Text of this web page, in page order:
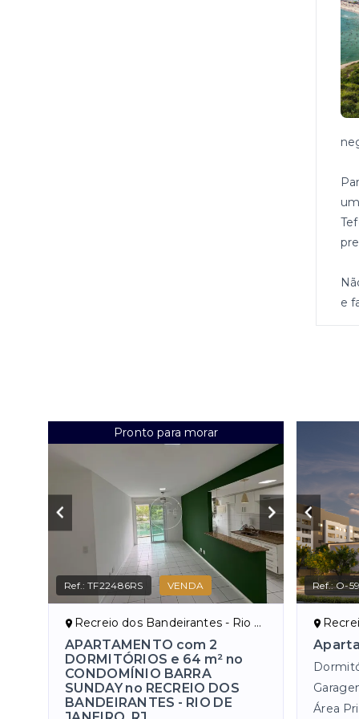
e
Pronto para morar
Ref.:TF22486RS VENDA
Recreio dos Bandeirantes - Rio de Janeiro/RJ, Zona Oeste
APARTAMENTO com 2
DORMITÓRIOS e 64 m² no
CONDOMÍNIO BARRA
SUNDAY no RECREIO DOS
BANDEIRANTES - RIO DE
Ref.:O-
Recreio
Área